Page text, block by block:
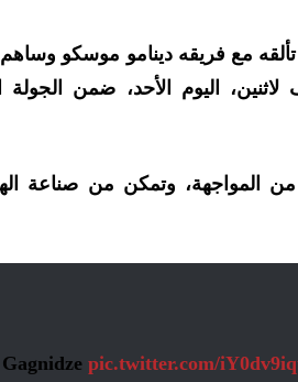
مع فريقه دينامو موسكو وساهم
اليوم الأحد، ضمن الجولة
ودخل موهوب كبديل في الدقيقة 67 من المواجهة، وتمكن من
Gagnidzepic.twitter.com/